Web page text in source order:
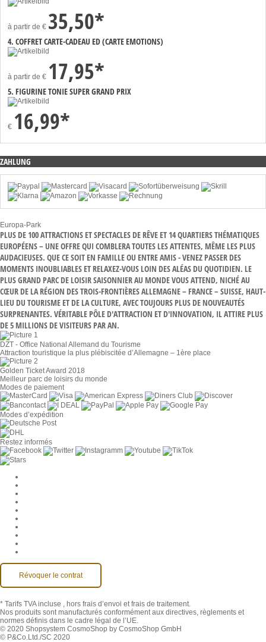
à partir de € 35,50*
4. COFFRET CARTE-CADEAU ED (CARTE EMOTIONS)
à partir de € 17,95*
5. FIGURINE TONIE SUPER GRAND PRIX
€ 16,99*
ZAHLUNG
Europa-Park
PLUS DE 100 ATTRACTIONS ET SPECTACLES DE RÊVE ET 14 QUARTIERS THÉMATIQUES
EUROPÉENS – UNE OFFRE QUI COMBLERA TOUTES LES ATTENTES, MÊME LES PLUS
AUDACIEUSES. QUE CE SOIT EN FAMILLE OU ENTRE AMIS - VENEZ PASSER DES
MOMENTS INOUBLIABLES ET RELAXEZ-VOUS LOIN DES ALÉAS DU QUOTIDIEN. LE
PLUS GRAND PARC DE LOISIR SAISONNIER AU MONDE VOUS ATTEND, NICHÉ AU
CŒUR DE LA RÉGION DES TROIS-FRONTIÈRES ALLEMAGNE – FRANCE – SUISSE, HAUT-
LIEU DU TOURISME ET DE LA CULTURE, AVEC TOUJOURS PLUS DE NOUVEAUTÉS
SURPRENANTES. VÉRITABLE PÔLE D'ATTRACTION ET D'INNOVATION, IL ATTIRE PLUS
DE 5 MILLIONS DE VISITEURS PAR AN.
DZT - Office National Allemand du Tourisme
Attraction touristique la plus plébiscitée d’Allemagne – 1ère place
Golden Ticket Award 2018
Meilleur parc de loisirs du monde
Modes de paiement
Modes d’expédition
Restez informés
Révoquer le contrat
* Tarifs TVA incluse
, hors frais d’envoi et frais de traitement.
Nos produits sont manufacturés conformément aux directives, règlements et
normes définis dans le cadre légal de l’UE.
© 2020 Shopsystem CosmoShop by CosmoShop GmbH
© P&Co.Ltd./SC 2020